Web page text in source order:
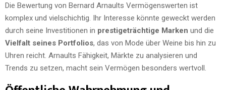
Die Bewertung von Bernard Arnaults Vermögenswerten ist
komplex und vielschichtig. Ihr Interesse könnte geweckt werden
durch seine Investitionen in prestigeträchtige Marken und die
Vielfalt seines Portfolios, das von Mode über Weine bis hin zu
Uhren reicht. Arnaults Fähigkeit, Märkte zu analysieren und
Trends zu setzen, macht sein Vermögen besonders wertvoll.